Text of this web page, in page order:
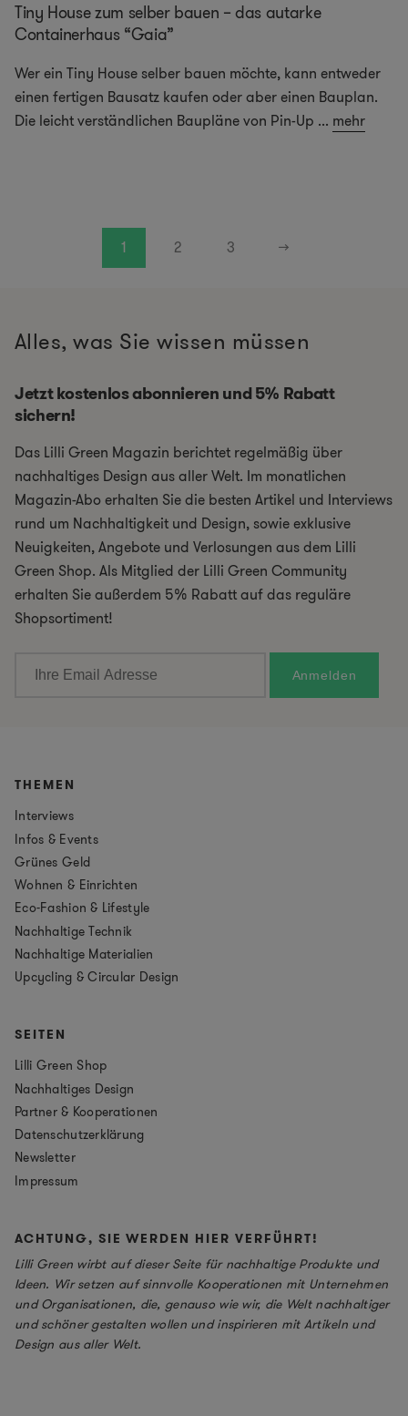
Tiny House zum selber bauen – das autarke
Containerhaus “Gaia”
Wer ein Tiny House selber bauen möchte, kann entweder
einen fertigen Bausatz kaufen oder aber einen Bauplan.
Die leicht verständlichen Baupläne von Pin-Up ... mehr
1 2 3 →
Alles, was Sie wissen müssen
Jetzt kostenlos abonnieren und 5% Rabatt
sichern!
Das Lilli Green Magazin berichtet regelmäßig über
nachhaltiges Design aus aller Welt. Im monatlichen
Magazin-Abo erhalten Sie die besten Artikel und Interviews
rund um Nachhaltigkeit und Design, sowie exklusive
Neuigkeiten, Angebote und Verlosungen aus dem Lilli
Green Shop. Als Mitglied der Lilli Green Community
erhalten Sie außerdem 5% Rabatt auf das reguläre
Shopsortiment!
THEMEN
Interviews
Infos & Events
Grünes Geld
Wohnen & Einrichten
Eco-Fashion & Lifestyle
Nachhaltige Technik
Nachhaltige Materialien
Upcycling & Circular Design
SEITEN
Lilli Green Shop
Nachhaltiges Design
Partner & Kooperationen
Datenschutzerklärung
Newsletter
Impressum
ACHTUNG, SIE WERDEN HIER VERFÜHRT!
Lilli Green wirbt auf dieser Seite für nachhaltige Produkte und
Ideen. Wir setzen auf sinnvolle Kooperationen mit Unternehmen
und Organisationen, die, genauso wie wir, die Welt nachhaltiger
und schöner gestalten wollen und inspirieren mit Artikeln und
Design aus aller Welt.